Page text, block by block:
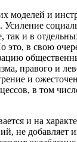
моделей и
Усиление
так и в
в свою
правого и
и
в том
и на
не добавляет